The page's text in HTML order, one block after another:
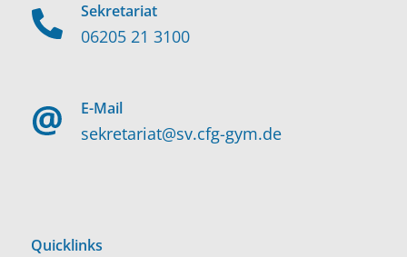
Sekretariat
06205 21 3100
E-Mail
sekretariat@sv.cfg-gym.de
Quicklinks